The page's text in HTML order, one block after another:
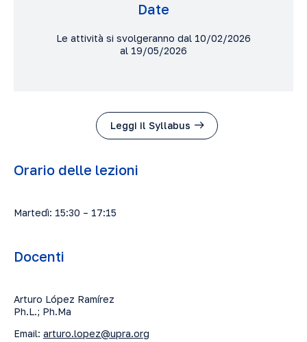
Date
Le attività si svolgeranno dal 10/02/2026
al 19/05/2026
Leggi il Syllabus
Orario delle lezioni
Martedì: 15:30 – 17:15
Docenti
Arturo López Ramírez
Ph.L.; Ph.Ma
Email: arturo.lopez@upra.org